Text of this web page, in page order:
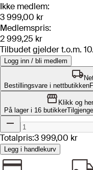
Ikke medlem:
3 999,00 kr
Medlemspris:
2 999,25 kr
Tilbudet gjelder t.o.m.
Logg inn / bli medlem
Bestillingsvare i nettbutikken
Klikk og
På lager i 16 butikker
Totalpris:3 999,00 kr
Legg i handlekurv